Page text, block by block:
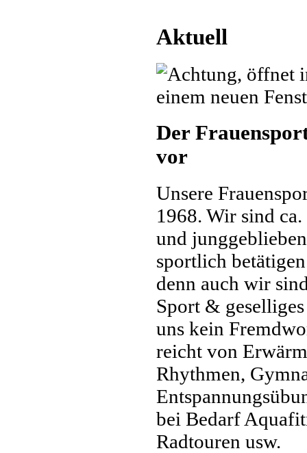
Aktuell
Der
vor
Unsere
1968. Wir sind
und
sportlich
denn auch wir
Sport &
uns kein
reicht von
Rhythmen,
bei Bedarf
Radtouren usw.